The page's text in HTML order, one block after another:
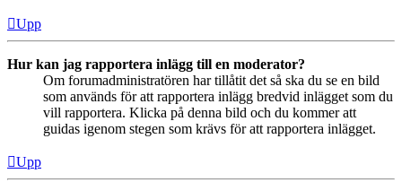
Upp
Hur kan jag rapportera inlägg till en moderator?
Om forumadministratören har tillåtit det så ska du se en bild
som används för att rapportera inlägg bredvid inlägget som du
vill rapportera. Klicka på denna bild och du kommer att
guidas igenom stegen som krävs för att rapportera inlägget.
Upp